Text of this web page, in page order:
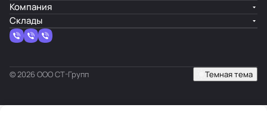
Компания
Склады
© 2026 ООО СТ-Групп Темная тема